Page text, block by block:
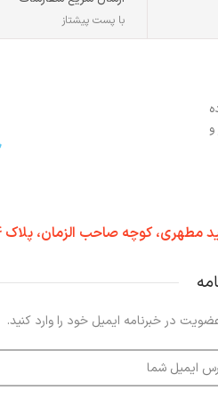
با پست پیشتاز
مطهری، کوچه صاحب الزمان، پلاک 14
در خبرنامه ایمیل خود را وارد کنید.